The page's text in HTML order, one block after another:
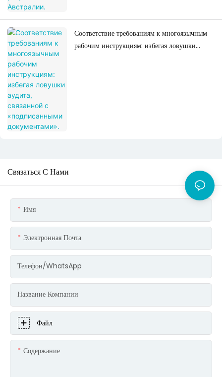
Соответствие требованиям к многоязычным
рабочим инструкциям: избегая ловушки
Связаться С Нами
Имя
Электронная Почта
Телефон/WhatsApp
Название Компании
Файл
Содержание